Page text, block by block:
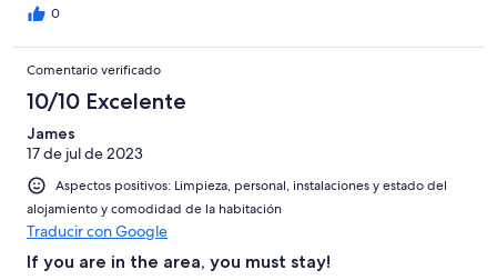
0
Comentario verificado
10/10 Excelente
James
17 de jul de 2023
Aspectos positivos: Limpieza, personal, instalaciones y estado del
alojamiento y comodidad de la habitación
Traducir con Google
If you are in the area, you must stay!